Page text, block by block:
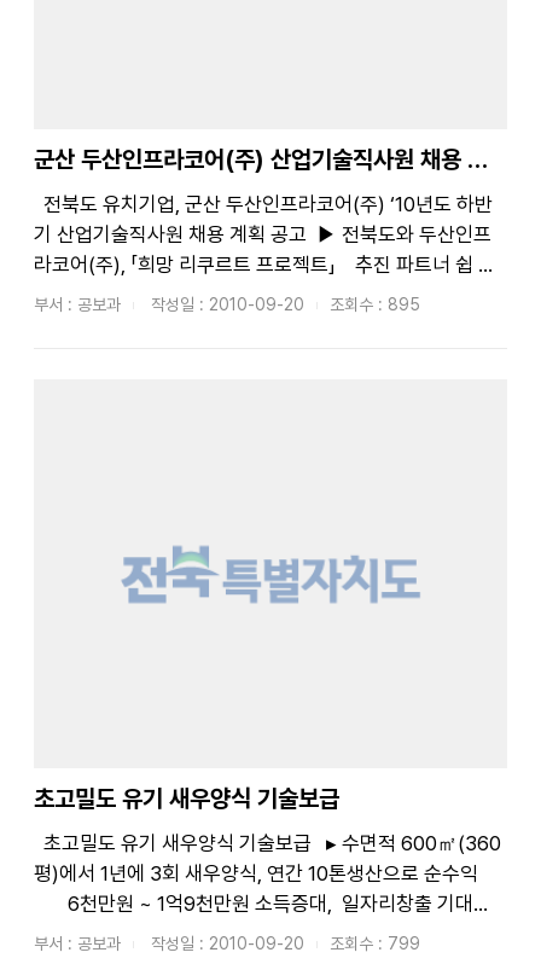
군산 두산인프라코어(주) 산업기술직사원 채용 계획 공고
기 산업기술직사원 채용 계획 공고 ▶ 전북도와 두산인프
라코어(주), 「희망 리쿠르트 프로젝트」 추진 파트너 쉽 계
기 마련 - 전북도, 두산인프라코어(주)의 채용 직원에 대
부서 : 공보과 작성일 : 2010-09-20 조회수 : 895
초고밀도 유기 새우양식 기술보급
평)에서 1년에 3회 새우양식, 연간 10톤생산으로 순수익
6천만원 ~ 1억9천만원 소득증대, 일자리창출 기대
&n...
부서 : 공보과 작성일 : 2010-09-20 조회수 : 799